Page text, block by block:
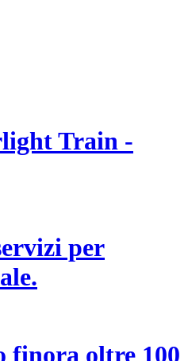
Train -
per
finora oltre 100